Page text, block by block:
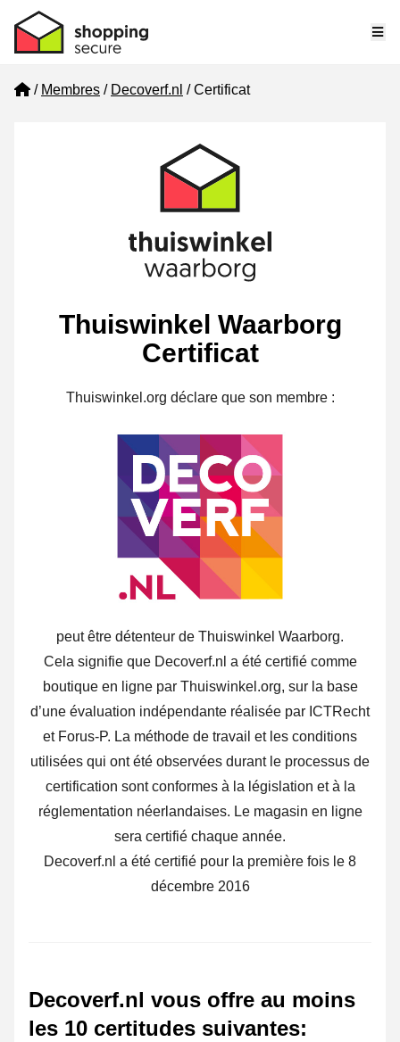
Home
Membres Decoverf.nl Certificat
Thuiswinkel Waarborg
Certificat
Thuiswinkel.org déclare que son membre :
peut être détenteur de Thuiswinkel Waarborg.
Cela signifie que Decoverf.nl a été certifié comme
boutique en ligne par Thuiswinkel.org, sur la base
d’une évaluation indépendante réalisée par ICTRecht
et Forus-P. La méthode de travail et les conditions
utilisées qui ont été observées durant le processus de
certification sont conformes à la législation et à la
réglementation néerlandaises. Le magasin en ligne
sera certifié chaque année.
Decoverf.nl a été certifié pour la première fois le 8
décembre 2016
Decoverf.nl vous offre au moins
les 10 certitudes suivantes: